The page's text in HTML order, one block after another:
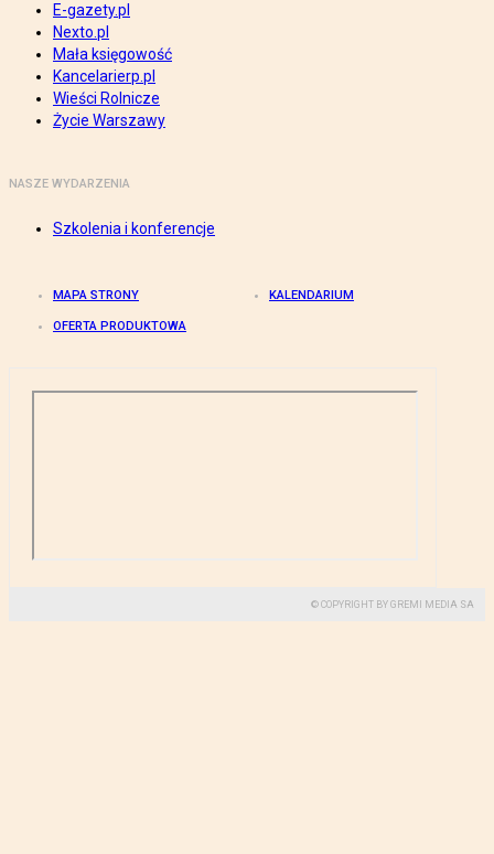
E-gazety.pl
Nexto.pl
Mała księgowość
Kancelarierp.pl
Wieści Rolnicze
Życie Warszawy
NASZE WYDARZENIA
Szkolenia i konferencje
MAPA STRONY KALENDARIUM
OFERTA PRODUKTOWA
© COPYRIGHT BY GREMI MEDIA SA